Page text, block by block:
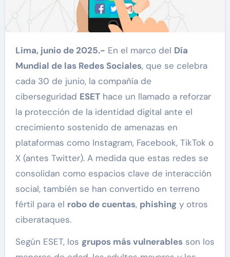
Lima, junio de 2025.- En el marco del Día
Mundial de las Redes Sociales, que se celebra
cada 30 de junio, la compañía de
ciberseguridad ESEThace un llamado a reforzar
la protección de la identidad digital ante el
crecimiento sostenido de amenazas en
plataformas como Instagram, Facebook, TikTok o
X (antes Twitter). A medida que estas redes se
consolidan como espacios clave de interacción
social, también se han convertido en terreno
fértil para el robo de cuentas, phishingy otros
ciberataques.
Según ESET, los grupos más vulnerablesson los